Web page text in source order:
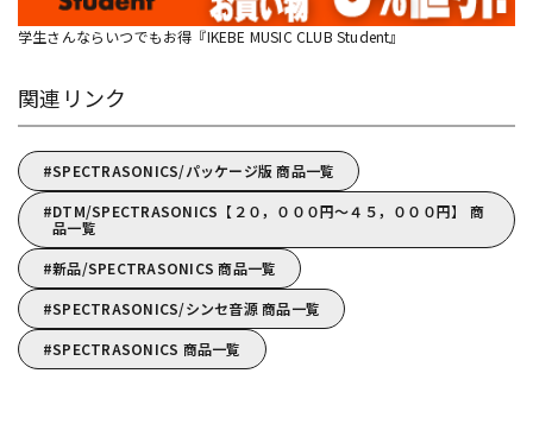
学生さんならいつでもお得『IKEBE MUSIC CLUB Student』
関連リンク
SPECTRASONICS/パッケージ版 商品一覧
DTM/SPECTRASONICS【２０，０００円～４５，０００円】 商
品一覧
新品/SPECTRASONICS 商品一覧
SPECTRASONICS/シンセ音源 商品一覧
SPECTRASONICS 商品一覧